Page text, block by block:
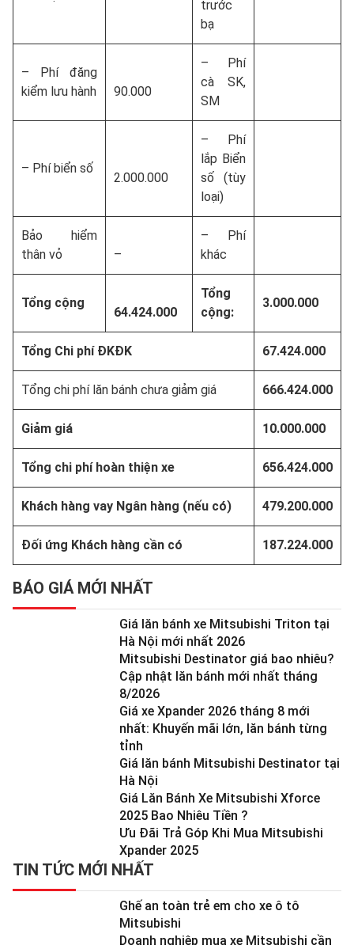
trước
bạ
– Phí đăng
kiểm lưu hành
90.000
– Phí
cà SK,
SM
– Phí biển số
2.000.000
– Phí
lắp Biển
số (tùy
loại)
Bảo hiểm
thân vỏ
–
– Phí
khác
Tổng cộng
64.424.000
Tổng
cộng:
3.000.000
Tổng Chi phí ĐKĐK 67.424.000
Tổng chi phí lăn bánh chưa giảm giá 666.424.000
Giảm giá 10.000.000
Tổng chi phí hoàn thiện xe 656.424.000
Khách hàng vay Ngân hàng (nếu có) 479.200.000
Đối ứng Khách hàng cần có 187.224.000
BÁO GIÁ MỚI NHẤT
Giá lăn bánh xe Mitsubishi Triton tại
Hà Nội mới nhất 2026
Mitsubishi Destinator giá bao nhiêu?
Cập nhật lăn bánh mới nhất tháng
8/2026
Giá xe Xpander 2026 tháng 8 mới
nhất: Khuyến mãi lớn, lăn bánh từng
tỉnh
Giá lăn bánh Mitsubishi Destinator tại
Hà Nội
Giá Lăn Bánh Xe Mitsubishi Xforce
2025 Bao Nhiêu Tiền ?
Ưu Đãi Trả Góp Khi Mua Mitsubishi
Xpander 2025
TIN TỨC MỚI NHẤT
Ghế an toàn trẻ em cho xe ô tô
Mitsubishi
Doanh nghiệp mua xe Mitsubishi cần